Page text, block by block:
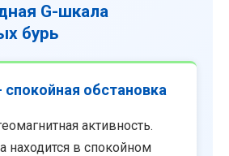
G-шкала
бурь
спокойная обстановка
активность.
находится в спокойном